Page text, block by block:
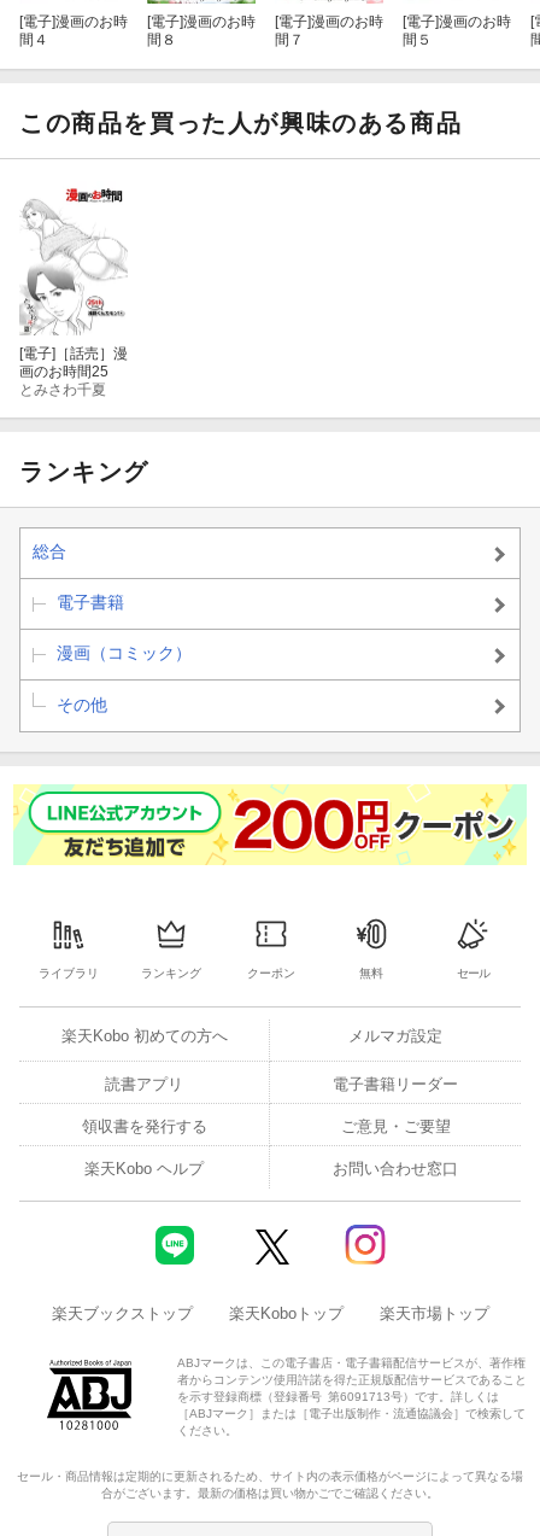
[電子]漫画のお時
間４
[電子]漫画のお時
間８
[電子]漫画のお時
間７
[電子]漫画のお時
間５
[
この商品を買った人が興味のある商品
[電子] ［話売］漫
画のお時間25
とみさわ千夏
ランキング
総合
電子書籍
漫画（コミック）
その他
ライブラリ ランキング クーポン 無料 セール
楽天Kobo 初めての方へ メルマガ設定
読書アプリ 電子書籍リーダー
領収書を発行する ご意見・ご要望
楽天Kobo ヘルプ お問い合わせ窓口
楽天ブックストップ 楽天Koboトップ 楽天市場トップ
ABJマークは、この電子書店・電子書籍配信サービスが、著作権
者からコンテンツ使用許諾を得た正規版配信サービスであること
を示す登録商標（登録番号 第6091713号）です。詳しくは
［ABJマーク］または［電子出版制作・流通協議会］で検索して
ください。
セール・商品情報は定期的に更新されるため、サイト内の表示価格がページによって異なる場
合がございます。最新の価格は買い物かごでご確認ください。